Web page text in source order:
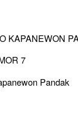
KAPANEWON
7
Pandak